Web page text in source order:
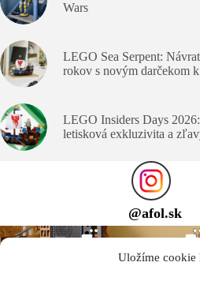
Uložíme cookie
Wars
LEGO Sea Serpent:
rokov s novým darčekom
LEGO Insiders Days
letisková exkluzivita a
@afol.sk